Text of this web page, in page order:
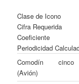
Clase de Icono
Cifra Requerida
Coeficiente
Periodicidad
Comodín
(Avión)
cinco